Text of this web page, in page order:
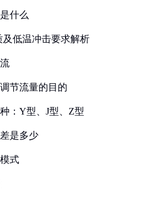
什么
及低温冲击要求解析
节流量的目的
：Y型、J型、Z型
是多少
式